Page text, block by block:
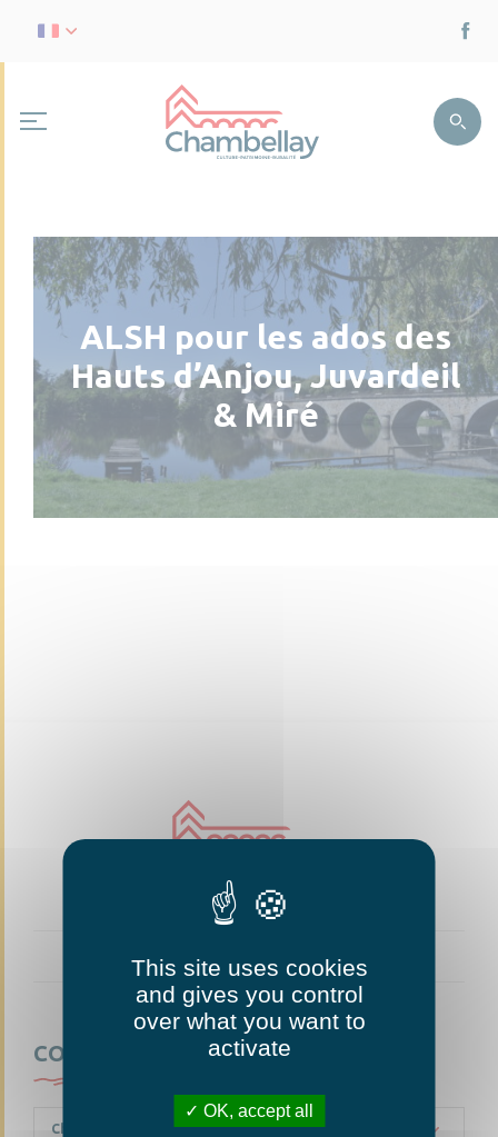
ALSH pour les ados des
Hauts d’Anjou, Juvardeil
& Miré
CONTACTEZ-NOUS
Chambellay
This site uses cookies
and gives you control
over what you want to
activate
OK, accept all